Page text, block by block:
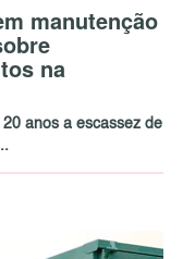
manutenção
na
anos a escassez de